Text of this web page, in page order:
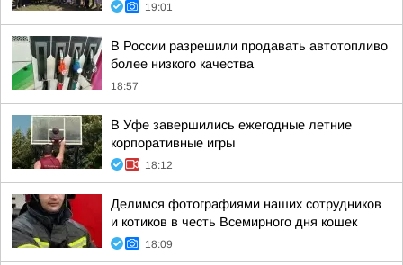
19:01
В России разрешили продавать автотопливо
более низкого качества
18:57
В Уфе завершились ежегодные летние
корпоративные игры
18:12
Делимся фотографиями наших сотрудников
и котиков в честь Всемирного дня кошек
18:09